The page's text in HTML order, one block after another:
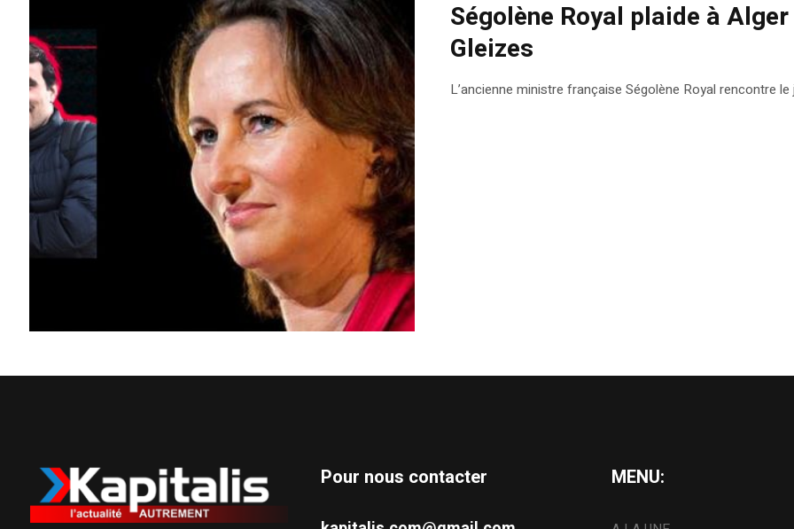
Ségolène Royal plaide à
Gleizes
L’ancienne ministre française Ségolène Royal rencontre
Pour nous contacter MENU: